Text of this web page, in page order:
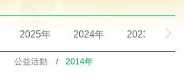
2025年 2024年 2023年
公益活動 / 2014年